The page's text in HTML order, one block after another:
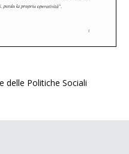
delle Politiche Sociali